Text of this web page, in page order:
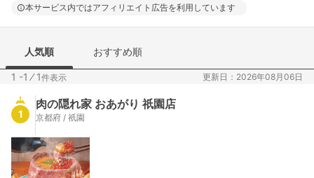
本サービス内ではアフィリエイト広告を利用しています
人気順 おすすめ順
1 -1 ⁄1件表示 更新日：2026年08月06日
1
肉の隠れ家 おあがり 祇園店
京都府 / 祇園